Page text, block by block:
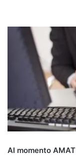
Al momento